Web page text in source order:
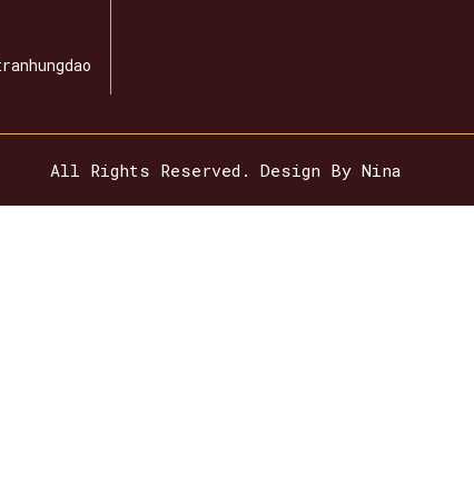
All Rights Reserved. Design By Nina